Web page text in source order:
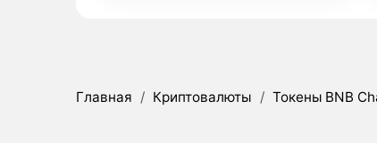
Главная / Криптовалюты / Токены BNB